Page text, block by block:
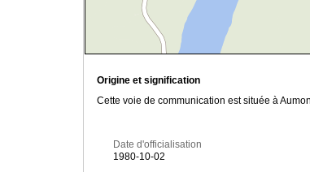
Origine et signification
Cette voie de communication est située à
Date d'officialisation
1980-10-02